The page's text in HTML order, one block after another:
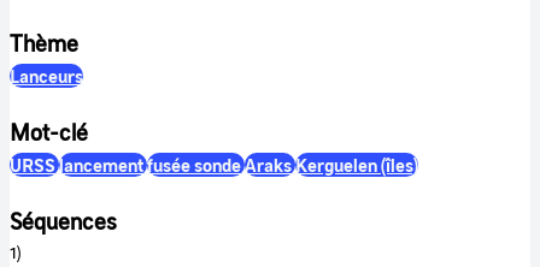
Thème
Lanceurs
Mot-clé
URSSlancementfusée sondeAraksKerguelen (îles)
Séquences
1)